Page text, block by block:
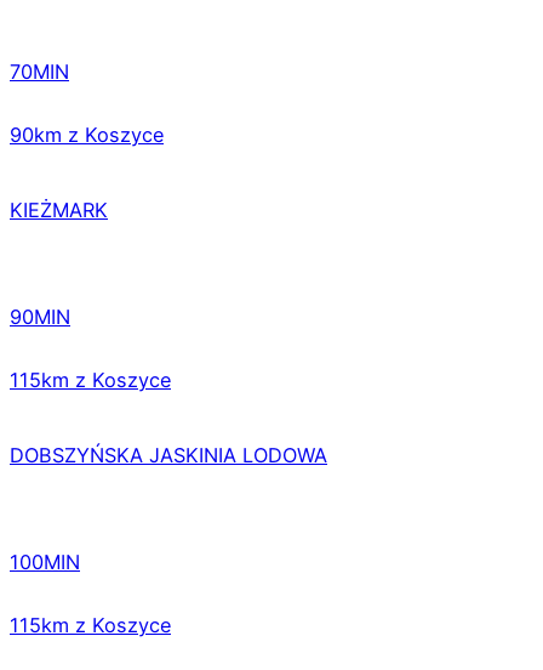
70MIN
90km z Koszyce
KIEŻMARK
90MIN
115km z Koszyce
DOBSZYŃSKA JASKINIA LODOWA
100MIN
115km z Koszyce